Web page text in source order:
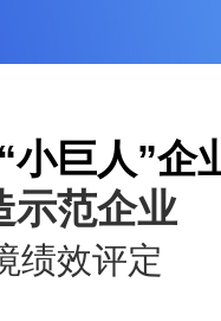
小巨人”企
示范企业
绩效评定